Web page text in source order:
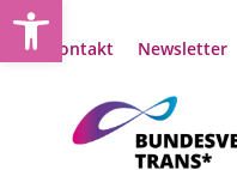
Zum
Inhalt
Kontakt Newsletter